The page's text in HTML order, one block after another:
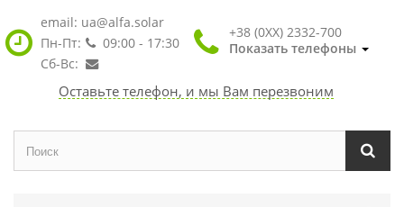
email: ua@alfa.solar
Пн-Пт:
09:00 - 17:30
Сб-Вс:
+38 (0XX) 2332-700
Показать телефоны
Оставьте телефон, и мы Вам перезвоним